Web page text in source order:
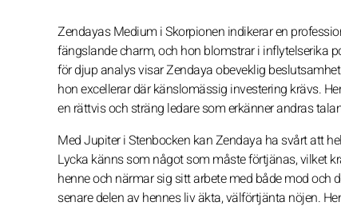
Zendayas Medium i Skorpionen indikerar en
fängslande charm, och hon blomstrar i inflytelserika
för djup analys visar Zendaya obeveklig
hon excellerar där känslomässig investering krävs.
en rättvis och sträng ledare som erkänner andras
Med Jupiter i Stenbocken kan Zendaya ha svårt att
Lycka känns som något som måste förtjänas, vilket
henne och närmar sig sitt arbete med både mod
senare delen av hennes liv äkta, välförtjänta nöjen.